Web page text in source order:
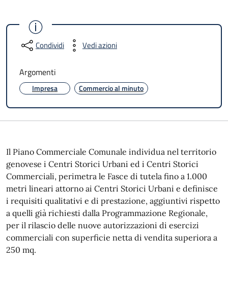
Condividi Vedi azioni
Argomenti
Impresa Commercio al minuto
Il Piano Commerciale Comunale individua nel territorio
genovese i Centri Storici Urbani ed i Centri Storici
Commerciali, perimetra le Fasce di tutela fino a 1.000
metri lineari attorno ai Centri Storici Urbani e definisce
i requisiti qualitativi e di prestazione, aggiuntivi rispetto
a quelli già richiesti dalla Programmazione Regionale,
per il rilascio delle nuove autorizzazioni di esercizi
commerciali con superficie netta di vendita superiora a
250 mq.